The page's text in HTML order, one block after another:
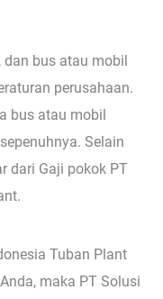
dan bus atau mobil
perusahaan.
bus atau mobil
Selain
dari Gaji pokok PT
Tuban Plant
maka PT Solusi